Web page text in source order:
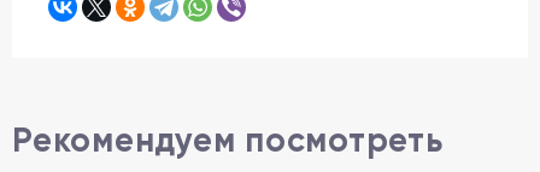
Рекомендуем посмотреть